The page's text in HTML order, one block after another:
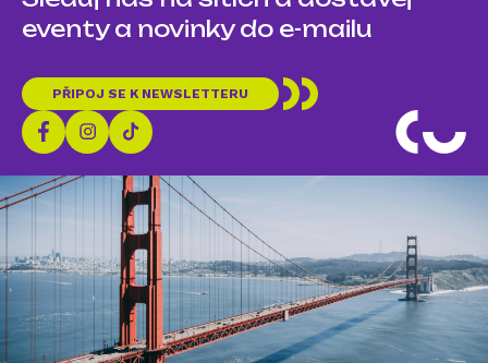
eventy a novinky do e-mailu
PŘIPOJ SE K NEWSLETTERU